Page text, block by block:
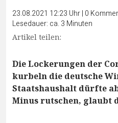
23.08.2021 12:23 Uhr| 0
Lesedauer: ca. 3 Minuten
Artikel teilen:
Die Lockerungen der
kurbeln die deutsche
Staatshaushalt dürfte
Minus rutschen, glaubt